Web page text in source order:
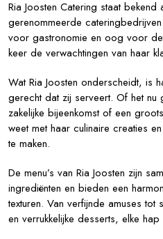
Ria Joosten Catering staat
gerenommeerde
voor gastronomie en oog voor
keer de verwachtingen van haar
Wat Ria Joosten onderscheidt, is
gerecht dat zij serveert. Of het nu
zakelijke bijeenkomst of een
weet met haar culinaire creaties
te maken.
De menu’s van Ria Joosten zijn
ingrediënten en bieden een
texturen. Van verfijnde amuses
en verrukkelijke desserts, elke